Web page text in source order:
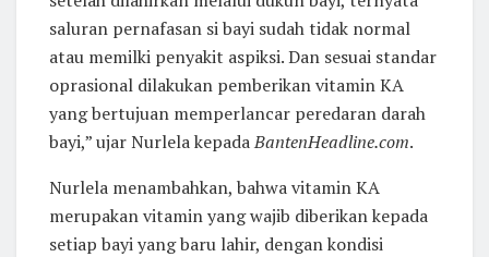
saluran pernafasan si bayi sudah tidak normal
atau memilki penyakit aspiksi. Dan sesuai standar
oprasional dilakukan pemberikan vitamin KA
yang bertujuan memperlancar peredaran darah
bayi,” ujar Nurlela kepadaBantenHeadline.com.
Nurlela menambahkan, bahwa vitamin KA
merupakan vitamin yang wajib diberikan kepada
setiap bayi yang baru lahir, dengan kondisi